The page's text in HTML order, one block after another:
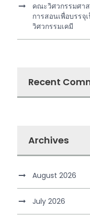
คณะวิศวกรรมศา
การสอนเพื่อบรร
วิศวกรรมเคมี
Recent
Archives
August 2026
July 2026